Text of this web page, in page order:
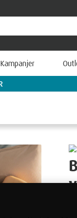
Kampanjer
Klarna